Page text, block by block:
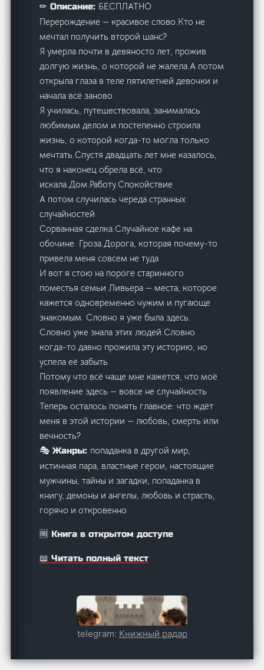
✏ Описание: БЕСПЛАТНО
Перерождение — красивое слово.Кто не
мечтал получить второй шанс?
Я умерла почти в девяносто лет, прожив
долгую жизнь, о которой не жалела.А потом
открыла глаза в теле пятилетней девочки и
начала всё заново
Я училась, путешествовала, занималась
любимым делом и постепенно строила
жизнь, о которой когда-то могла только
мечтать.Спустя двадцать лет мне казалось,
что я наконец обрела всё, что
искала.Дом.Работу.Спокойствие
А потом случилась череда странных
случайностей
Сорванная сделка.Случайное кафе на
обочине. Гроза.Дорога, которая почему-то
привела меня совсем не туда
И вот я стою на пороге старинного
поместья семьи Ливьера — места, которое
кажется одновременно чужим и пугающе
знакомым. Словно я уже была здесь.
Словно уже знала этих людей.Словно
когда-то давно прожила эту историю, но
успела её забыть
Потому что всё чаще мне кажется, что моё
появление здесь — вовсе не случайность
Теперь осталось понять главное: что ждёт
меня в этой истории — любовь, смерть или
вечность?
🎭 Жанры: попаданка в другой мир,
истинная пара, властные герои, настоящие
мужчины, тайны и загадки, попаданка в
книгу, демоны и ангелы, любовь и страсть,
горячо и откровенно
🆓 Книга в открытом доступе
📖 Читать полный текст
telegram: Книжный радар